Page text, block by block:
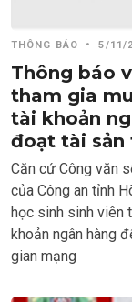
THÔNG BÁO • 5/11/
Thông báo
tham gia
tài khoản
đoạt tài sản
Căn cứ Công văn
của Công an tỉnh
học sinh sinh viên
khoản ngân hàng
gian mạng